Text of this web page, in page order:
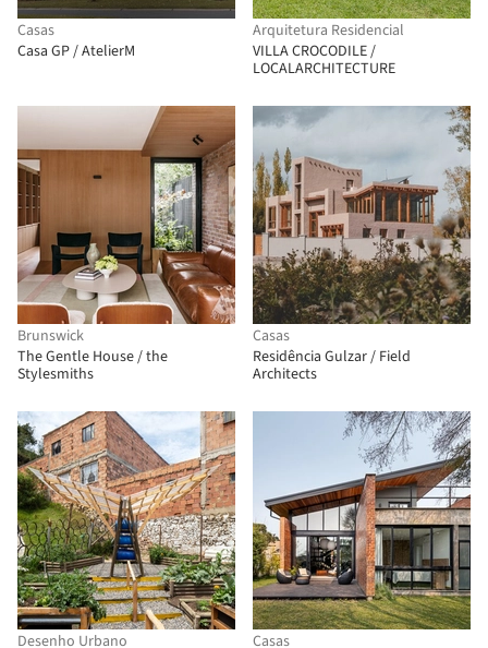
Casas
Casa GP / AtelierM
Arquitetura Residencial
VILLA CROCODILE /
LOCALARCHITECTURE
Brunswick
The Gentle House / the
Stylesmiths
Casas
Residência Gulzar / Field
Architects
Desenho Urbano
Casas